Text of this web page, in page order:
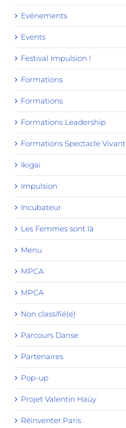
Evénements
Events
Festival Impulsion !
Formations
Formations
Formations Leadership
Formations Spectacle Vivant
Ikigai
Impulsion
Incubateur
Les Femmes sont là
Menu
MPCA
MPCA
Non classifié(e)
Parcours Danse
Partenaires
Pop-up
Projet Valentin Haüy
Réinventer.Paris